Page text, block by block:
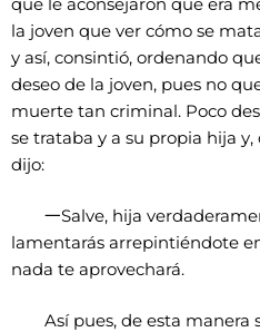
que le aconsejaron que era
la joven que ver cómo se
y así, consintió, ordenando
deseo de la joven, pues no
muerte tan criminal. Poco
se trataba y a su propia hija
dijo:
一Salve, hija
lamentarás arrepintiéndote
nada te aprovechará.
Así pues, de esta manera